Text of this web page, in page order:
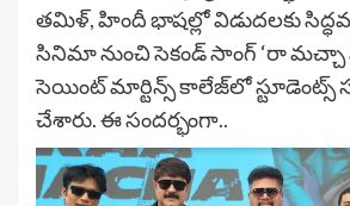
తమిళ్, హిందీ భాషల్లో విడుదలకు
సినిమా నుంచి సెకండ్ సాంగ్ ‘రా మ‌చ్చా
సెయింట్ మార్టిన్స్ కాలేజ్‌లో స్టూడెంట్స్
చేశారు. ఈ సంద‌ర్భంగా..